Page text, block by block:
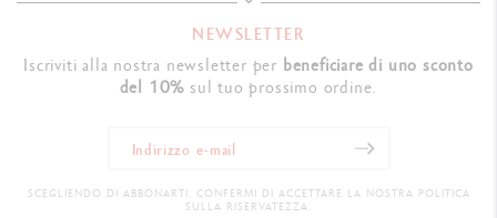
NEWSLETTER
Iscriviti alla nostra newsletter per beneficiare di uno sconto
del 10% sul tuo prossimo ordine.
SCEGLIENDO DI ABBONARTI, CONFERMI DI ACCETTARE LA NOSTRA POLITICA
SULLA RISERVATEZZA.